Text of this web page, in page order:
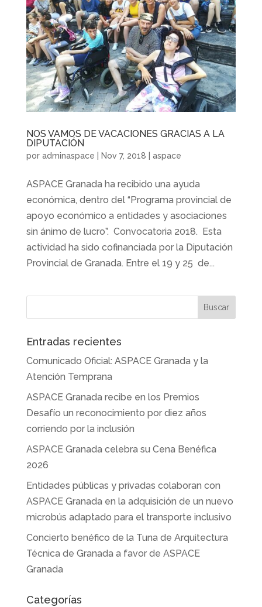
NOS VAMOS DE VACACIONES GRACIAS A LA
DIPUTACIÓN
por adminaspace Nov 7, 2018 aspace
ASPACE Granada ha recibido una ayuda
económica, dentro del “Programa provincial de
apoyo económico a entidades y asociaciones
sin ánimo de lucro”. Convocatoria 2018. Esta
actividad ha sido cofinanciada por la Diputación
Provincial de Granada. Entre el 19 y 25 de...
Entradas recientes
Comunicado Oficial: ASPACE Granada y la
Atención Temprana
ASPACE Granada recibe en los Premios
Desafío un reconocimiento por diez años
corriendo por la inclusión
ASPACE Granada celebra su Cena Benéfica
2026
Entidades públicas y privadas colaboran con
ASPACE Granada en la adquisición de un nuevo
microbús adaptado para el transporte inclusivo
Concierto benéfico de la Tuna de Arquitectura
Técnica de Granada a favor de ASPACE
Granada
Categorías